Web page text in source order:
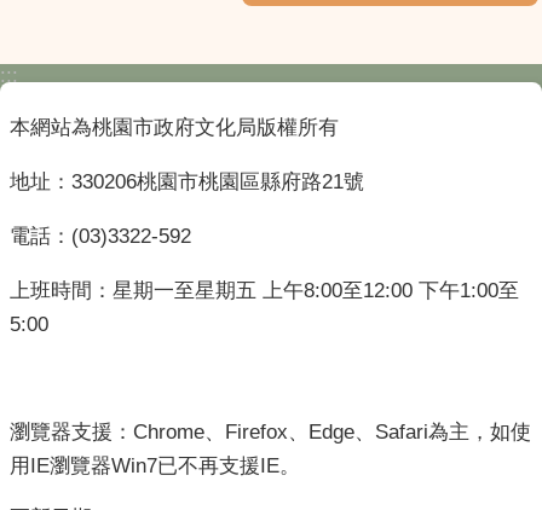
:::
本網站為桃園市政府文化局版權所有
地址：330206桃園市桃園區縣府路21號
電話：(03)3322-592
上班時間：星期一至星期五 上午8:00至12:00 下午1:00至
5:00
瀏覽器支援：Chrome、Firefox、Edge、Safari為主，如使
用IE瀏覽器Win7已不再支援IE。